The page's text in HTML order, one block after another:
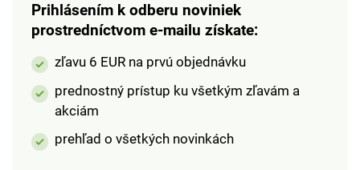
Prihlásením k odberu noviniek
prostredníctvom e-mailu získate:
zľavu 6 EUR na prvú objednávku
prednostný prístup ku všetkým zľavám a
akciám
prehľad o všetkých novinkách